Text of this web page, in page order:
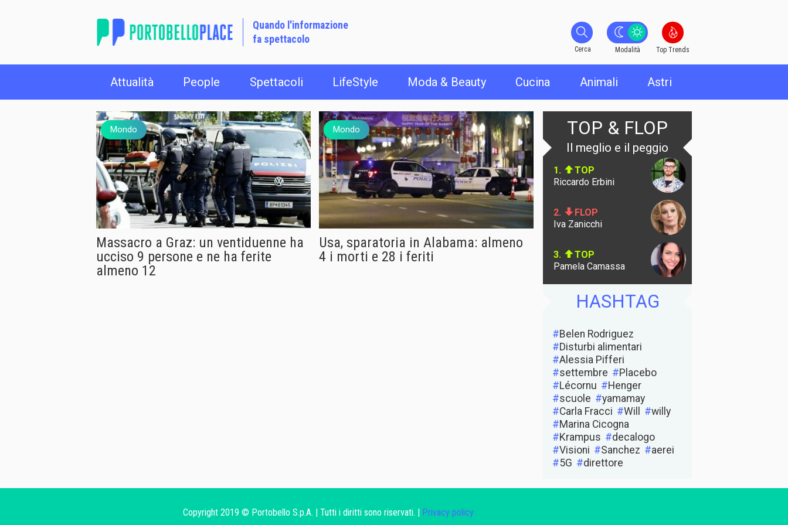
Quando l'informazione
fa spettacolo
Cerca
Cerca Modalità Top Trends
Attualità People Spettacoli LifeStyle Moda & Beauty Cucina Animali Astri
Mondo
Massacro a Graz: un ventiduenne ha
ucciso 9 persone e ne ha ferite
almeno 12
Mondo
Usa, sparatoria in Alabama: almeno
4 i morti e 28 i feriti
TOP & FLOP
Il meglio e il peggio
1.
TOP
Riccardo Erbini
2.
FLOP
Iva Zanicchi
3.
TOP
Pamela Camassa
HASHTAG
Belen Rodriguez
Disturbi alimentari
Alessia Pifferi
settembre
Placebo
Lécornu
Henger
scuole
yamamay
Carla Fracci
Will
willy
Marina Cicogna
Krampus
decalogo
Visioni
Sanchez
aerei
5G
direttore
Copyright 2019 © Portobello S.p.A. | Tutti i diritti sono riservati. | Privacy policy